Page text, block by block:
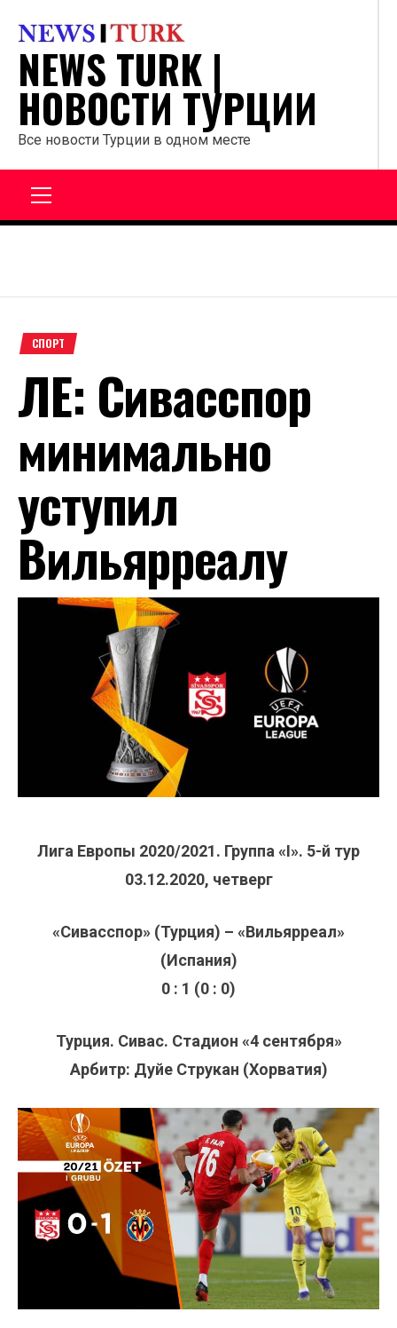
содержанию
NEWS TURK |
НОВОСТИ ТУРЦИИ
Все новости Турции в одном месте
СПОРТ
ЛЕ: Сивасспор
минимально
уступил
Вильярреалу
Лига Европы 2020/2021. Группа «I». 5-й тур
03.12.2020, четверг
«Сивасспор» (Турция) – «Вильярреал»
(Испания)
0 : 1 (0 : 0)
Турция. Сивас. Стадион «4 сентября»
Арбитр: Дуйе Струкан (Хорватия)